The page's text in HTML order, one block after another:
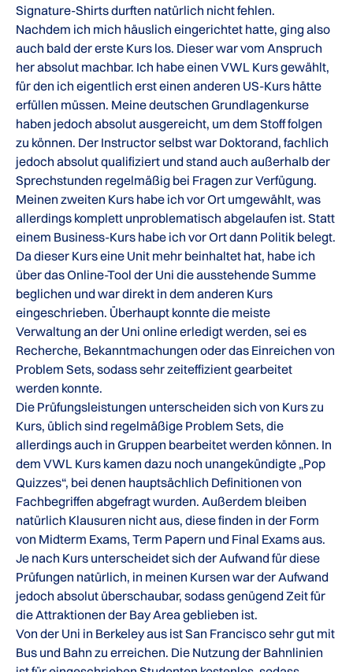
Signature-Shirts durften natürlich nicht fehlen.
Nachdem ich mich häuslich eingerichtet hatte, ging also
auch bald der erste Kurs los. Dieser war vom Anspruch
her absolut machbar. Ich habe einen VWL Kurs gewählt,
für den ich eigentlich erst einen anderen US-Kurs hätte
erfüllen müssen. Meine deutschen Grundlagenkurse
haben jedoch absolut ausgereicht, um dem Stoff folgen
zu können. Der Instructor selbst war Doktorand, fachlich
jedoch absolut qualifiziert und stand auch außerhalb der
Sprechstunden regelmäßig bei Fragen zur Verfügung.
Meinen zweiten Kurs habe ich vor Ort umgewählt, was
allerdings komplett unproblematisch abgelaufen ist. Statt
einem Business-Kurs habe ich vor Ort dann Politik belegt.
Da dieser Kurs eine Unit mehr beinhaltet hat, habe ich
über das Online-Tool der Uni die ausstehende Summe
beglichen und war direkt in dem anderen Kurs
eingeschrieben. Überhaupt konnte die meiste
Verwaltung an der Uni online erledigt werden, sei es
Recherche, Bekanntmachungen oder das Einreichen von
Problem Sets, sodass sehr zeiteffizient gearbeitet
werden konnte.
Die Prüfungsleistungen unterscheiden sich von Kurs zu
Kurs, üblich sind regelmäßige Problem Sets, die
allerdings auch in Gruppen bearbeitet werden können. In
dem VWL Kurs kamen dazu noch unangekündigte „Pop
Quizzes“, bei denen hauptsächlich Definitionen von
Fachbegriffen abgefragt wurden. Außerdem bleiben
natürlich Klausuren nicht aus, diese finden in der Form
von Midterm Exams, Term Papern und Final Exams aus.
Je nach Kurs unterscheidet sich der Aufwand für diese
Prüfungen natürlich, in meinen Kursen war der Aufwand
jedoch absolut überschaubar, sodass genügend Zeit für
die Attraktionen der Bay Area geblieben ist.
Von der Uni in Berkeley aus ist San Francisco sehr gut mit
Bus und Bahn zu erreichen. Die Nutzung der Bahnlinien